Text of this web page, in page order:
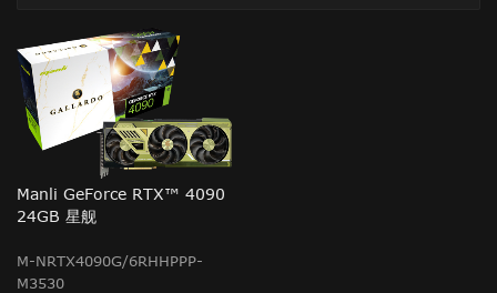
Manli GeForce RTX™ 4090
24GB 星舰
M-NRTX4090G/6RHHPPP-
M3530